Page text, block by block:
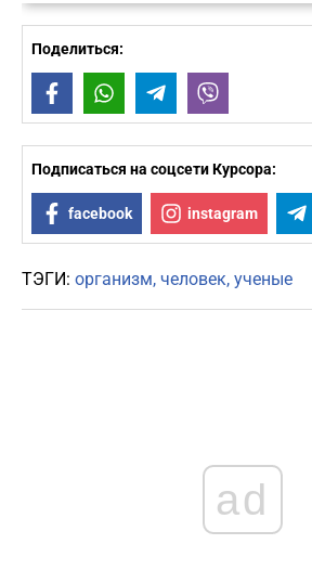
Поделиться:
FacebookWhatsAppTelegram
Подписаться на соцсети Курсора:
facebook instagram
ТЭГИ: организм человек ученые
ad